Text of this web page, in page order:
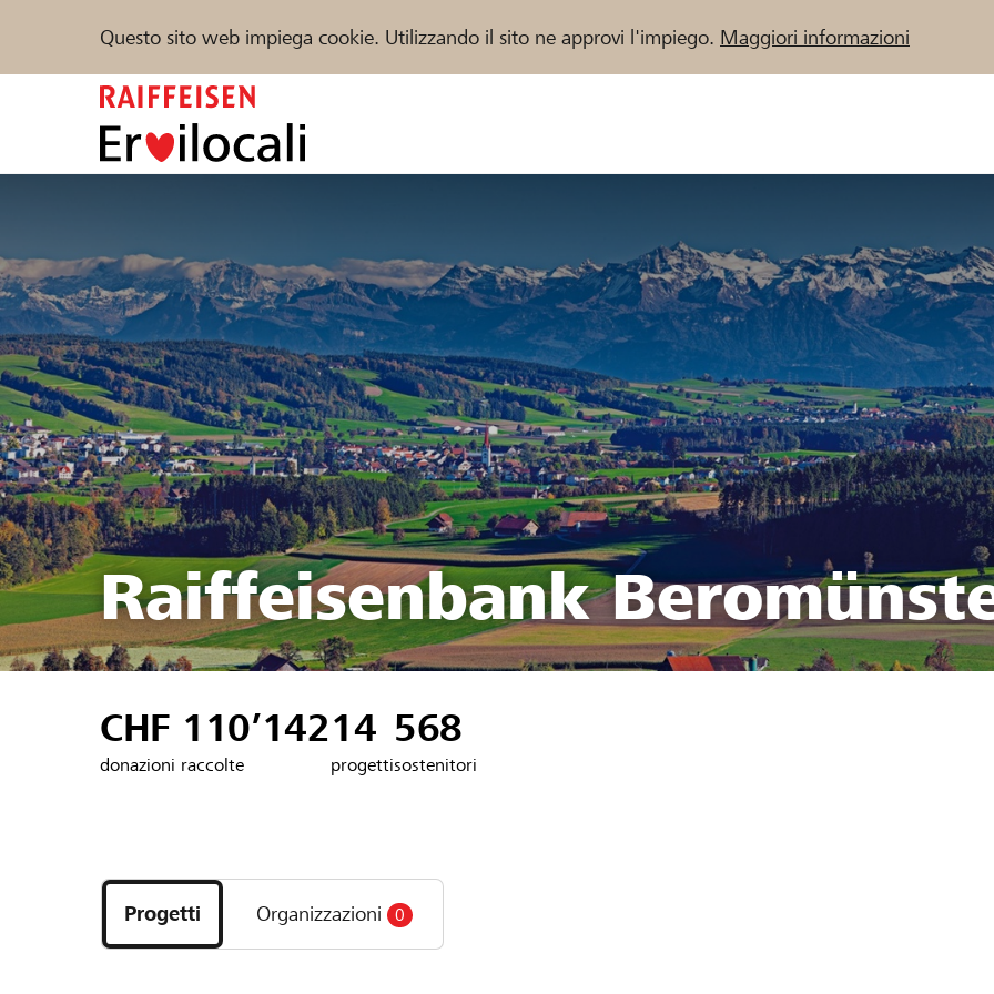
Questo sito web impiega cookie. Utilizzando il sito ne approvi l'impiego. Maggiori informazioni
Trova progetti e organizzazioni
DE FR IT
Raiffeisenbank
CHF 110’142
donazioni raccolte
14
progetti
568
sostenitori
i
progetti
e
Progetti Organizzazioni 0